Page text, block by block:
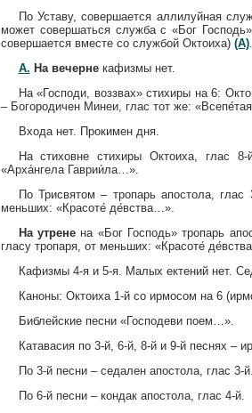
По Уставу, совершается аллилуйная
может совершаться служба с «Бог
совершается вместе со службой Октоиха) (А).
А. На вечернекафизмы нет.
На «Господи, воззвах» стихиры на 6:
– Богородичен Минеи, глас тот же:
Входа нет. Прокимен дня.
На стиховне стихиры Октоиха, глас
«Арха́нгела Гаврии́ла…».
По Трисвятом – тропарь апостола,
меньших: «Красоте́ де́вства…».
На утренена «Бог Господь» тропарь
гласу тропаря, от меньших: «Красоте́
Кафизмы 4-я и 5-я. Малых ектений нет.
Каноны: Октоиха 1-й со ирмосом на 6
Библейские песни «Господеви поем…».
Катавасия по 3-й, 6-й, 8-й и 9-й песнях –
По 3-й песни – седален апостола, глас
По 6-й песни – кондак апостола, глас 4-й.